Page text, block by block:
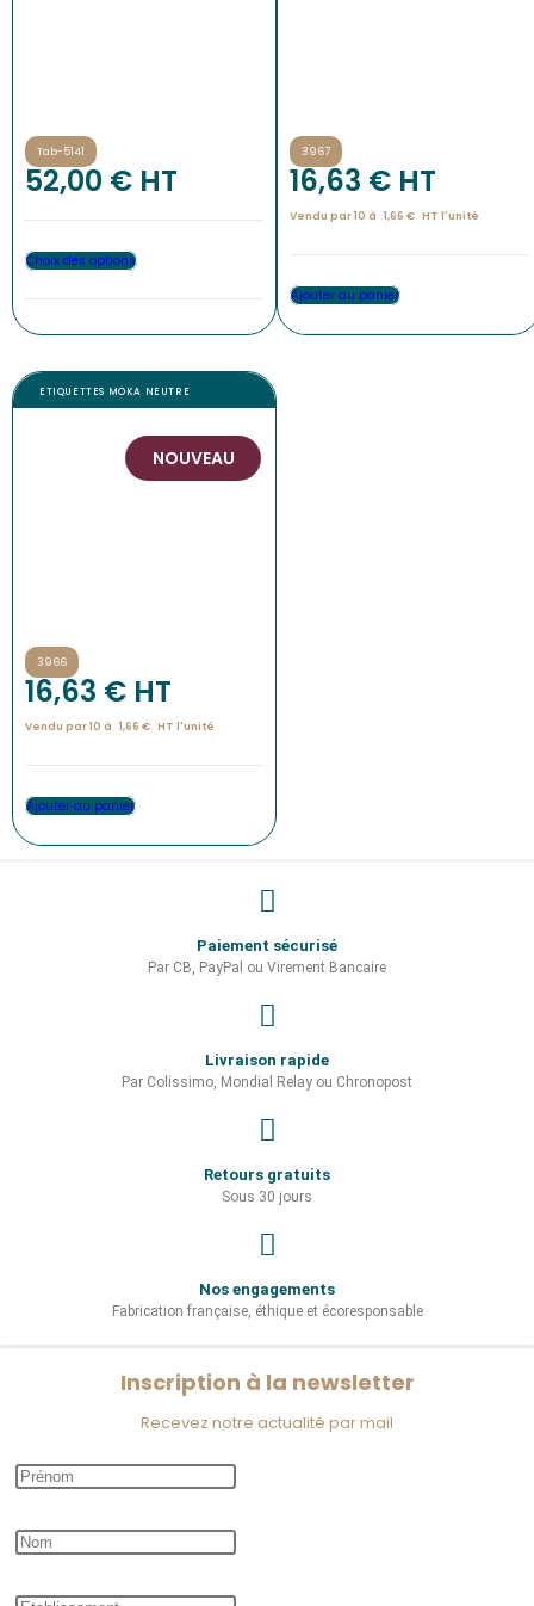
Tab-5141
52,00 € HT
Choix des options
3967
16,63 € HT
Vendu par 10 à 1,66 € HT l'unité
Ajouter au panier
ETIQUETTES MOKA NEUTRE
NOUVEAU
3966
16,63 € HT
Vendu par 10 à 1,66 € HT l'unité
Ajouter au panier
Paiement sécurisé
Par CB, PayPal ou Virement Bancaire
Livraison rapide
Par Colissimo, Mondial Relay ou Chronopost
Retours gratuits
Sous 30 jours
Nos engagements
Fabrication française, éthique et écoresponsable
Inscription à la newsletter
Recevez notre actualité par mail